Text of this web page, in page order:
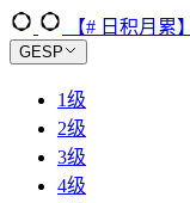
【# 日积月累】
GESP
1级
2级
3级
4级